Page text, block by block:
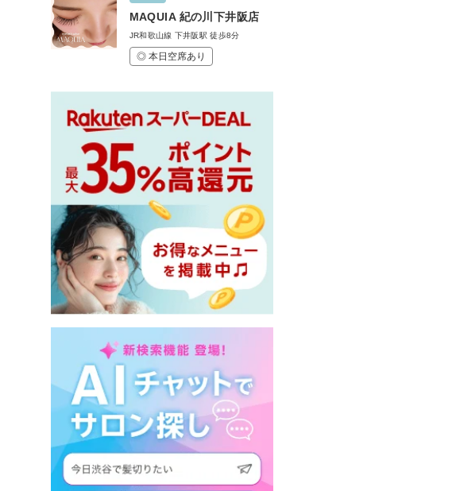
MAQUIA 紀の川下井阪店
JR和歌山線 下井阪駅 徒歩8分
◎ 本日空席あり